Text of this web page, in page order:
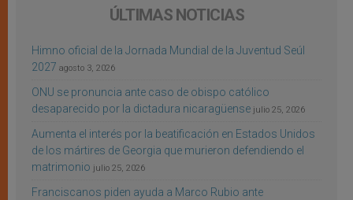
ÚLTIMAS NOTICIAS
Himno oficial de la Jornada Mundial de la Juventud Seúl
2027 agosto 3, 2026
ONU se pronuncia ante caso de obispo católico
desaparecido por la dictadura nicaragüense julio 25, 2026
Aumenta el interés por la beatificación en Estados Unidos
de los mártires de Georgia que murieron defendiendo el
matrimonio julio 25, 2026
Franciscanos piden ayuda a Marco Rubio ante